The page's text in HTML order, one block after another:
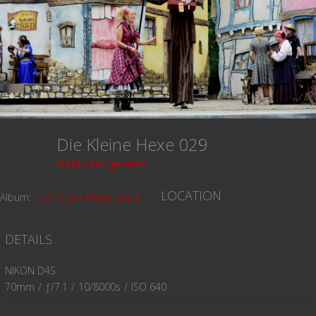
Die Kleine Hexe 029
Stefan Morgenstern
Album: 2019_die_Kleine_Hexe LOCATION
DETAILS
NIKON D4S
70mm / ƒ/7.1 / 10/8000s / ISO 640